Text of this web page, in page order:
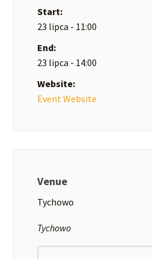
Start:
23 lipca - 11:00
End:
23 lipca - 14:00
Website:
Event Website
Venue
Tychowo
Tychowo